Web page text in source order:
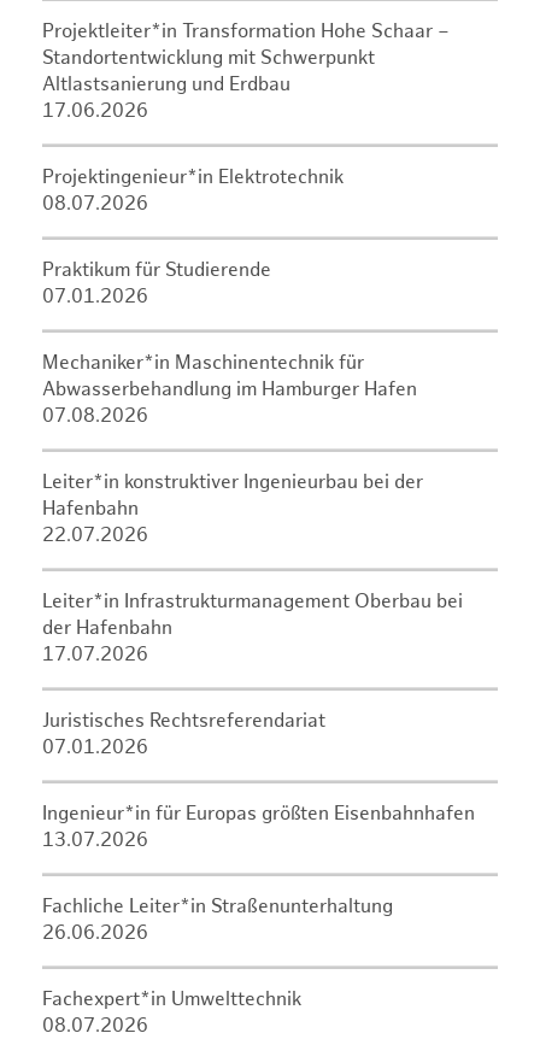
Projektleiter*in Transformation Hohe Schaar –
Standortentwicklung mit Schwerpunkt
Altlastsanierung und Erdbau
17.06.2026
Projektingenieur*in Elektrotechnik
08.07.2026
Praktikum für Studierende
07.01.2026
Mechaniker*in Maschinentechnik für
Abwasserbehandlung im Hamburger Hafen
07.08.2026
Leiter*in konstruktiver Ingenieurbau bei der
Hafenbahn
22.07.2026
Leiter*in Infrastrukturmanagement Oberbau bei
der Hafenbahn
17.07.2026
Juristisches Rechtsreferendariat
07.01.2026
Ingenieur*in für Europas größten Eisenbahnhafen
13.07.2026
Fachliche Leiter*in Straßenunterhaltung
26.06.2026
Fachexpert*in Umwelttechnik
08.07.2026